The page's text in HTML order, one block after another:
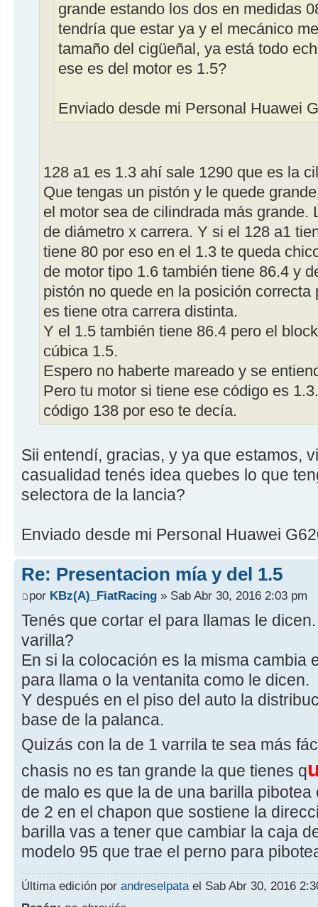
grande estando los dos en medidas
tendría que estar ya y el mecánico
tamaño del cigüeñal, ya está todo
ese es del motor es 1.5?
Enviado desde mi Personal Huawei
128 a1 es 1.3 ahí sale 1290 que es la
Que tengas un pistón y le quede
el motor sea de cilindrada más grande.
de diámetro x carrera. Y si el 128 a1
tiene 80 por eso en el 1.3 te queda
de motor tipo 1.6 también tiene 86.4 y
pistón no quede en la posición correcta
es tiene otra carrera distinta.
Y el 1.5 también tiene 86.4 pero el
cúbica 1.5.
Espero no haberte mareado y se
Pero tu motor si tiene ese código es
código 138 por eso te decía.
Sii entendí, gracias, y ya que estamos,
casualidad tenés idea quebes lo que
selectora de la lancia?
Enviado desde mi Personal Huawei
Re: Presentacion mía y del 1.5
por KBz(A)_FiatRacing » Sab Abr 30, 2016 2:03 pm
Tenés que cortar el para llamas le
varilla?
En si la colocación es la misma cambia
para llama o la ventanita como le dicen.
Y después en el piso del auto la
base de la palanca.
Quizás con la de 1 varrila te sea más
chasis no es tan grande la que tienes q
de malo es que la de una barilla
de 2 en el chapon que sostiene la
barilla vas a tener que cambiar la caja
modelo 95 que trae el perno para
Última edición por andreselpata el Sab Abr 30, 2016